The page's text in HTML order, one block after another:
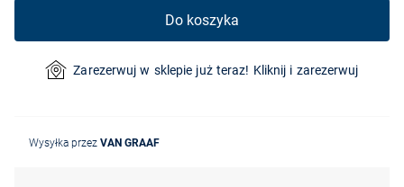
Do koszyka
Zarezerwuj w sklepie już teraz! Kliknij i zarezerwuj
Wysyłka przez VAN GRAAF